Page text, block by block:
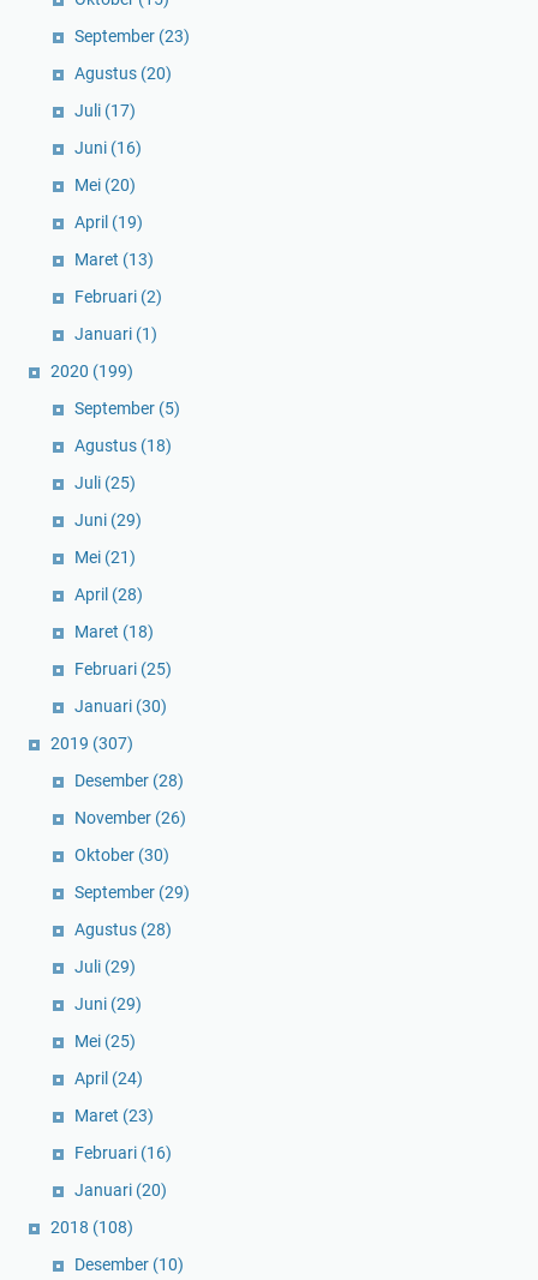
September (23)
Agustus (20)
Juli (17)
Juni (16)
Mei (20)
April (19)
Maret (13)
Februari (2)
Januari (1)
2020 (199)
September (5)
Agustus (18)
Juli (25)
Juni (29)
Mei (21)
April (28)
Maret (18)
Februari (25)
Januari (30)
2019 (307)
Desember (28)
November (26)
Oktober (30)
September (29)
Agustus (28)
Juli (29)
Juni (29)
Mei (25)
April (24)
Maret (23)
Februari (16)
Januari (20)
2018 (108)
Desember (10)